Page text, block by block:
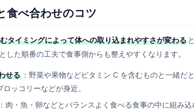
食べ合わせのコツ
タイミングによって体への取り込まれやすさが変わる
した順番の工夫で食事側からも整えやすくなります。
せる ：野菜や果物などビタミン C を含むものと一緒だ
ッコリーなどが身近。
：肉・魚・卵などとバランスよく食べる食事の中に組み込